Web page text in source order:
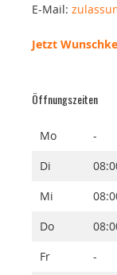
E-Mail:
Jetzt
Öffnungszeiten
Mo
-
Di
Mi
Do
Fr
-